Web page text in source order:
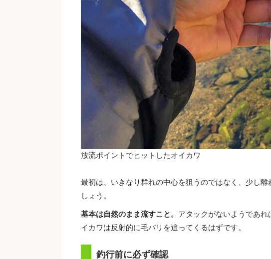
放流ポイントでヒットしたオイカワ
最初は、いきなり群れの中心を狙うのではなく、少し
しょう。
基本は自然のまま流すこと。 アタックがないようであ
イカワは反射的に毛バリを追ってくるはずです。
釣行前に必ず確認